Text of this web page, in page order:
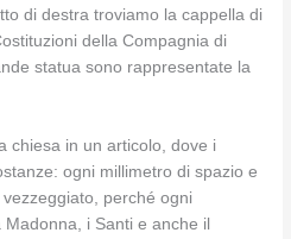
di destra troviamo la cappella di
della Compagnia di
statua sono rappresentate la
chiesa in un articolo, dove i
ogni millimetro di spazio e
perché ogni
i Santi e anche il